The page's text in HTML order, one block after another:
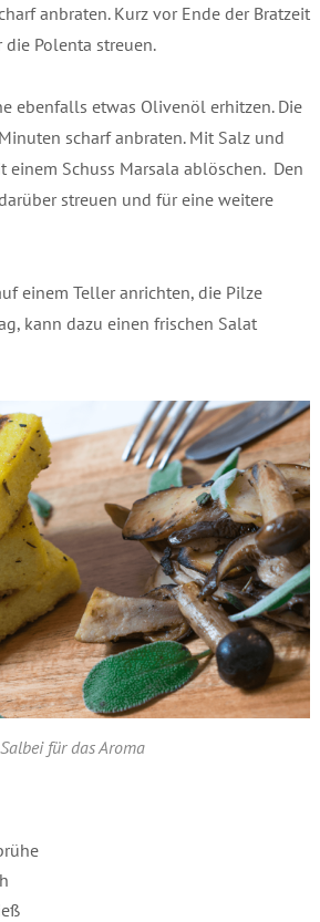
anbraten. Kurz vor Ende der Bratzeit
Polenta streuen.
ebenfalls etwas Olivenöl erhitzen. Die
scharf anbraten. Mit Salz und
einem Schuss Marsala ablöschen. Den
streuen und für eine weitere
einem Teller anrichten, die Pilze
kann dazu einen frischen Salat
Salbei für das Aroma